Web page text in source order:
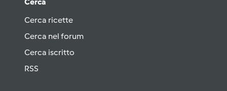
Cerca ricette
Cerca nel forum
Cerca iscritto
RSS